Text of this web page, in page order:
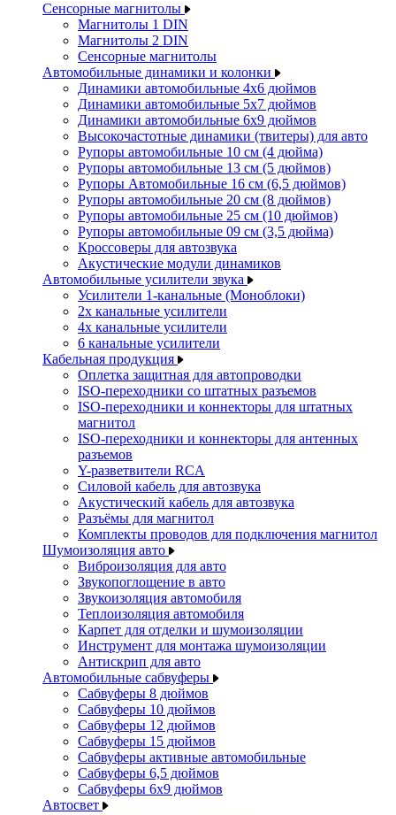
Сенсорные магнитолы
Магнитолы 1 DIN
Магнитолы 2 DIN
Сенсорные магнитолы
Автомобильные динамики и колонки
Динамики автомобильные 4x6 дюймов
Динамики автомобильные 5x7 дюймов
Динамики автомобильные 6x9 дюймов
Высокочастотные динамики (твитеры) для авто
Рупоры автомобильные 10 см (4 дюйма)
Рупоры автомобильные 13 см (5 дюймов)
Рупоры Автомобильные 16 см (6,5 дюймов)
Рупоры автомобильные 20 см (8 дюймов)
Рупоры автомобильные 25 см (10 дюймов)
Рупоры автомобильные 09 см (3,5 дюйма)
Кроссоверы для автозвука
Акустические модули динамиков
Автомобильные усилители звука
Усилители 1-канальные (Моноблоки)
2х канальные усилители
4х канальные усилители
6 канальные усилители
Кабельная продукция
Оплетка защитная для автопроводки
ISO-переходники со штатных разъемов
ISO-переходники и коннекторы для штатных
магнитол
ISO-переходники и коннекторы для антенных
разъемов
Y-разветвители RCA
Силовой кабель для автозвука
Акустический кабель для автозвука
Разъёмы для магнитол
Комплекты проводов для подключения магнитол
Шумоизоляция авто
Виброизоляция для авто
Звукопоглощение в авто
Звукоизоляция автомобиля
Теплоизоляция автомобиля
Карпет для отделки и шумоизоляции
Инструмент для монтажа шумоизоляции
Антискрип для авто
Автомобильные сабвуферы
Сабвуферы 8 дюймов
Сабвуферы 10 дюймов
Сабвуферы 12 дюймов
Сабвуферы 15 дюймов
Сабвуферы активные автомобильные
Сабвуферы 6,5 дюймов
Сабвуферы 6x9 дюймов
Автосвет